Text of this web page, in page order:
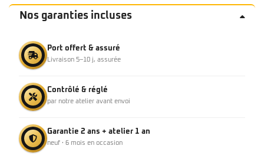
Nos garanties incluses
Port offert & assuré
Livraison 5–10 j, assurée
Contrôlé & réglé
par notre atelier avant envoi
Garantie 2 ans + atelier 1 an
neuf · 6 mois en occasion